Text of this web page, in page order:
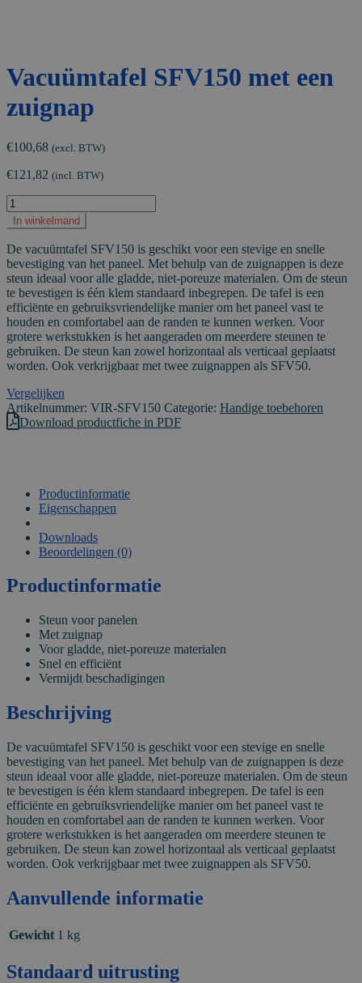
Vacuümtafel SFV150 met een
zuignap
€100,68 (excl. BTW)
€121,82 (incl. BTW)
Vacuümtafel
SFV150
met
een
zuignap
aantal
In winkelmand
De vacuümtafel SFV150 is geschikt voor een stevige en snelle
bevestiging van het paneel. Met behulp van de zuignappen is deze
steun ideaal voor alle gladde, niet-poreuze materialen. Om de steun
te bevestigen is één klem standaard inbegrepen. De tafel is een
efficiënte en gebruiksvriendelijke manier om het paneel vast te
houden en comfortabel aan de randen te kunnen werken. Voor
grotere werkstukken is het aangeraden om meerdere steunen te
gebruiken. De steun kan zowel horizontaal als verticaal geplaatst
worden. Ook verkrijgbaar met twee zuignappen als SFV50.
Vergelijken
Artikelnummer: VIR-SFV150 Categorie: Handige toebehoren
Download productfiche in PDF
Productinformatie
Eigenschappen
Downloads
Beoordelingen (0)
Productinformatie
Steun voor panelen
Met zuignap
Voor gladde, niet-poreuze materialen
Snel en efficiënt
Vermijdt beschadigingen
Beschrijving
De vacuümtafel SFV150 is geschikt voor een stevige en snelle
bevestiging van het paneel. Met behulp van de zuignappen is deze
steun ideaal voor alle gladde, niet-poreuze materialen. Om de steun
te bevestigen is één klem standaard inbegrepen. De tafel is een
efficiënte en gebruiksvriendelijke manier om het paneel vast te
houden en comfortabel aan de randen te kunnen werken. Voor
grotere werkstukken is het aangeraden om meerdere steunen te
gebruiken. De steun kan zowel horizontaal als verticaal geplaatst
worden. Ook verkrijgbaar met twee zuignappen als SFV50.
Aanvullende informatie
Gewicht 1 kg
Standaard uitrusting